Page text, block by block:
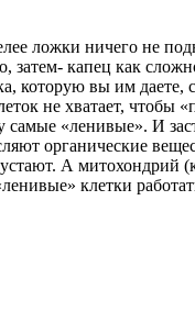
ложки ничего не
затем- капец как
которую вы им
не хватает, чтобы
«ленивые». И
органические
А
клетки